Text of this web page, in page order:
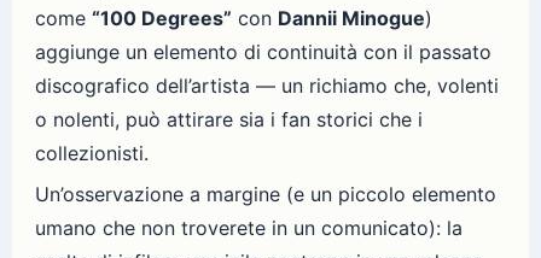
come “100 Degrees” con Dannii Minogue)
aggiunge un elemento di continuità con il passato
discografico dell’artista — un richiamo che, volenti
o nolenti, può attirare sia i fan storici che i
collezionisti.
Un’osservazione a margine (e un piccolo elemento
umano che non troverete in un comunicato): la